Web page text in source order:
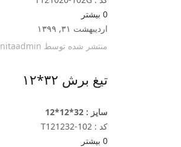
0 بیشتر
اردیبهشت ۳۱, ۱۳۹۹
منتشر شده توسط nitaadmin
تیغ برش ۳۲*۱۲
سایز : 32*12*12
کد : T121232-102
0 بیشتر